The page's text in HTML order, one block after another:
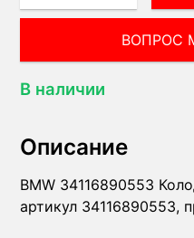
ВОПРОС
В наличии
Описание
BMW 34116890553
артикул 34116890553,